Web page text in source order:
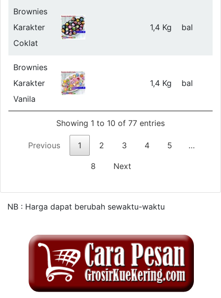
Brownies
Karakter
Coklat
1,4 Kg bal
Brownies
Karakter
Vanila
1,4 Kg bal
Showing 1 to 10 of 77 entries
Previous 1 2 3 4 5 …
8 Next
NB : Harga dapat berubah sewaktu-waktu